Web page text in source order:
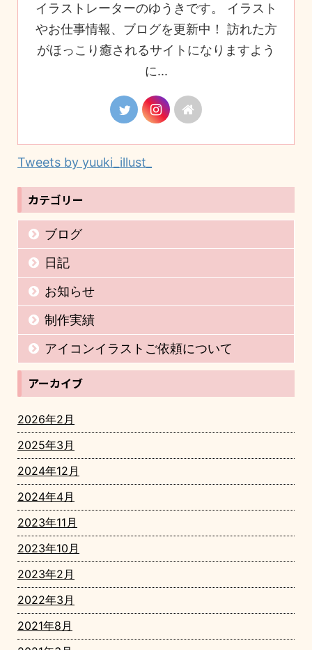
イラストレーターのゆうきです。 イラスト
やお仕事情報、ブログを更新中！ 訪れた方
がほっこり癒されるサイトになりますよう
に...
Tweets by yuuki_illust_
カテゴリー
ブログ
日記
お知らせ
制作実績
アイコンイラストご依頼について
アーカイブ
2026年2月
2025年3月
2024年12月
2024年4月
2023年11月
2023年10月
2023年2月
2022年3月
2021年8月